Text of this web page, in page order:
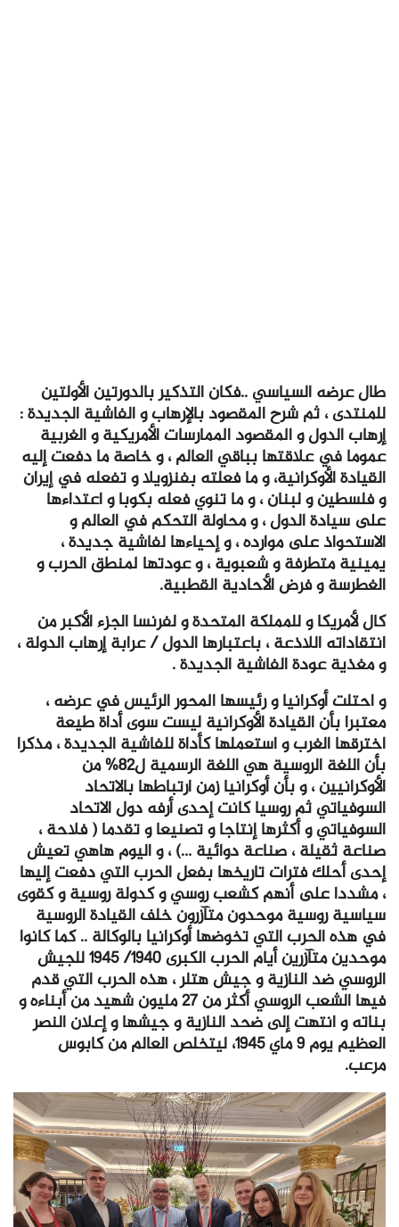
طال عرضه السياسي ..فكان التذكير بالدورتين الأولتين
للمنتدى ، ثم شرح المقصود بالإرهاب و الفاشية الجديدة :
إرهاب الدول و المقصود الممارسات الأمريكية و الغربية
عموما في علاقتها بباقي العالم ، و خاصة ما دفعت إليه
القيادة الأوكرانية، و ما فعلته بفنزويلا و تفعله في إيران
و فلسطين و لبنان ، و ما تنوي فعله بكوبا و اعتداءها
على سيادة الدول ، و محاولة التحكم في العالم و
الاستحواذ على موارده ، و إحياءها لفاشية جديدة ،
يمينية متطرفة و شعبوية ، و عودتها لمنطق الحرب و
الغطرسة و فرض الأحادية القطبية.
كال لأمريكا و للمملكة المتحدة و لفرنسا الجزء الأكبر من
انتقاداته اللاذعة ، باعتبارها الدول / عرابة إرهاب الدولة ،
و مغذية عودة الفاشية الجديدة .
و احتلت أوكرانيا و رئيسها المحور الرئيس في عرضه ،
معتبرا بأن القيادة الأوكرانية ليست سوى أداة طيعة
اخترقها الغرب و استعملها كأداة للفاشية الجديدة ، مذكرا
بأن اللغة الروسية هي اللغة الرسمية ل82% من
الأوكرانيين ، و بأن أوكرانيا زمن ارتباطها بالاتحاد
السوفياتي ثم روسيا كانت إحدى أرفه دول الاتحاد
السوفياتي و أكثرها إنتاجا و تصنيعا و تقدما ( فلاحة ،
صناعة ثقيلة ، صناعة دوائية …) ، و اليوم هاهي تعيش
إحدى أحلك فترات تاريخها بفعل الحرب التي دفعت إليها
، مشددا على أنهم كشعب روسي و كدولة روسية و كقوى
سياسية روسية موحدون متآزرون خلف القيادة الروسية
في هذه الحرب التي تخوضها أوكرانيا بالوكالة .. كما كانوا
موحدين متآزرين أيام الحرب الكبرى 1940/ 1945 للجيش
الروسي ضد النازية و جيش هتلر ، هذه الحرب التي قدم
فيها الشعب الروسي أكثر من 27 مليون شهيد من أبناءه و
بناته و انتهت إلى ضحد النازية و جيشها و إعلان النصر
العظيم يوم 9 ماي 1945، ليتخلص العالم من كابوس
مرعب.